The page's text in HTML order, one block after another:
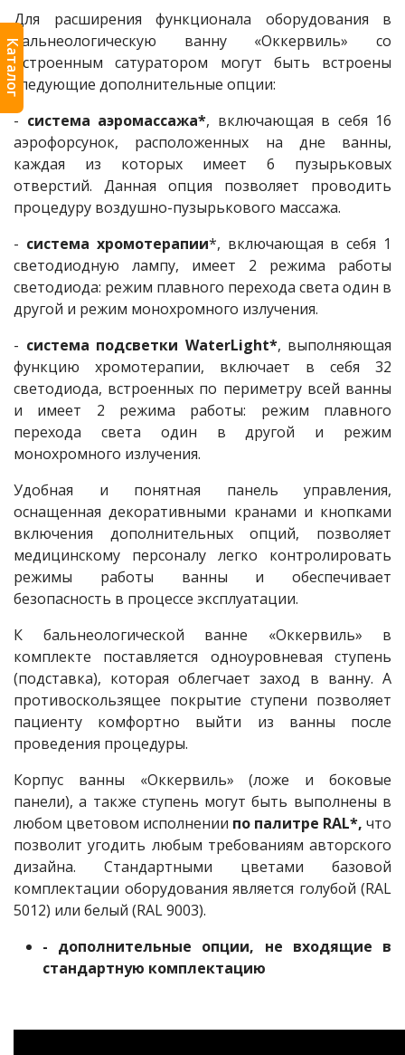
Каталог
Для расширения функционала оборудования в
бальнеологическую ванну «Оккервиль» со
встроенным сатуратором могут быть встроены
следующие дополнительные опции:
- система аэромассажа*, включающая в себя 16
аэрофорсунок, расположенных на дне ванны,
каждая из которых имеет 6 пузырьковых
отверстий. Данная опция позволяет проводить
процедуру воздушно-пузырькового массажа.
- система хромотерапии*, включающая в себя 1
светодиодную лампу, имеет 2 режима работы
светодиода: режим плавного перехода света один в
другой и режим монохромного излучения.
- система подсветки WaterLight*, выполняющая
функцию хромотерапии, включает в себя 32
светодиода, встроенных по периметру всей ванны
и имеет 2 режима работы: режим плавного
перехода света один в другой и режим
монохромного излучения.
Удобная и понятная панель управления,
оснащенная декоративными кранами и кнопками
включения дополнительных опций, позволяет
медицинскому персоналу легко контролировать
режимы работы ванны и обеспечивает
безопасность в процессе эксплуатации.
К бальнеологической ванне «Оккервиль» в
комплекте поставляется одноуровневая ступень
(подставка), которая облегчает заход в ванну. А
противоскользящее покрытие ступени позволяет
пациенту комфортно выйти из ванны после
проведения процедуры.
Корпус ванны «Оккервиль» (ложе и боковые
панели), а также ступень могут быть выполнены в
любом цветовом исполнении по палитре RAL*, что
позволит угодить любым требованиям авторского
дизайна. Стандартными цветами базовой
комплектации оборудования является голубой (RAL
5012) или белый (RAL 9003).
- дополнительные опции, не входящие в
стандартную комплектацию